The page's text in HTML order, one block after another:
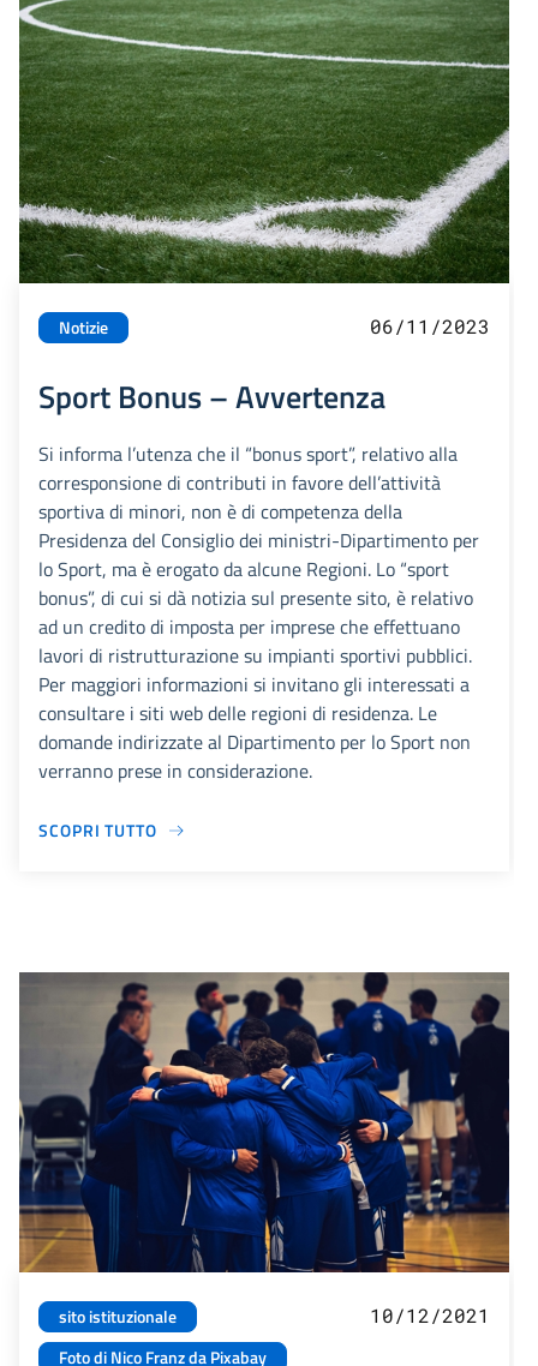
Notizie 06/11/2023
Sport Bonus – Avvertenza
Si informa l’utenza che il “bonus sport”, relativo alla
corresponsione di contributi in favore dell’attività
sportiva di minori, non è di competenza della
Presidenza del Consiglio dei ministri-Dipartimento per
lo Sport, ma è erogato da alcune Regioni. Lo “sport
bonus”, di cui si dà notizia sul presente sito, è relativo
ad un credito di imposta per imprese che effettuano
lavori di ristrutturazione su impianti sportivi pubblici.
Per maggiori informazioni si invitano gli interessati a
consultare i siti web delle regioni di residenza. Le
domande indirizzate al Dipartimento per lo Sport non
verranno prese in considerazione.
SCOPRI TUTTO
sito istituzionale
Foto di Nico Franz da Pixabay
10/12/2021